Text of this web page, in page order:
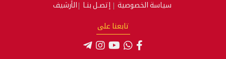
سياسة الخصوصية
إتصـل بنـا الأرشيف
تابعنا على